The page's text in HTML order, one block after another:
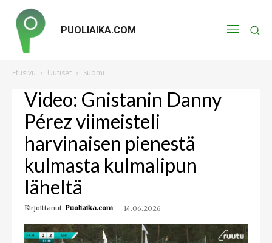
PUOLIAIKA.COM
Etusivu Uutiset Suomi
Video: Gnistanin Danny
Pérez viimeisteli
harvinaisen pienestä
kulmasta kulmalipun
läheltä
Kirjoittanut Puoliaika.com - 14.06.2026